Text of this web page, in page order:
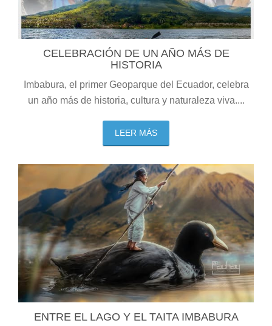
CELEBRACIÓN DE UN AÑO MÁS DE
HISTORIA
Imbabura, el primer Geoparque del Ecuador, celebra
un año más de historia, cultura y naturaleza viva....
LEER MÁS
ENTRE EL LAGO Y EL TAITA IMBABURA